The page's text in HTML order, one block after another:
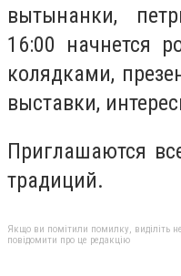
вытынанки,
16:00 начнется
колядками,
выставки,
Приглашаются
традиций.
Якщо ви помітили помилку, виділіть
повідомити про це редакцію